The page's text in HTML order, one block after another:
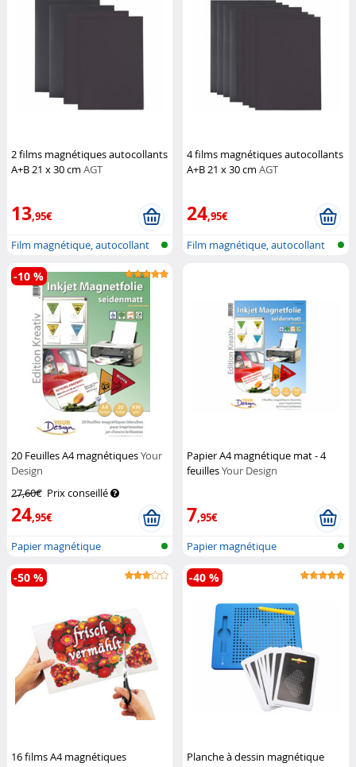
2 films magnétiques autocollants
A+B 21 x 30 cm AGT
13,95€
Film magnétique, autocollant
4 films magnétiques autocollants
A+B 21 x 30 cmAGT
24,95€
Film magnétique, autocollant
20 Feuilles A4 magnétiquesYour
Design
27,60€ Prix conseillé
24,95€
-10 %
Papier magnétique
Papier A4 magnétique mat - 4
feuillesYour Design
7,95€
Papier magnétique
16 films A4 magnétiques
-50 %
Planche à dessin magnétique
-40 %